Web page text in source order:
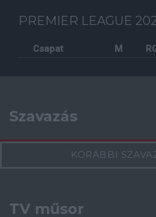
PREMIER LEAGUE
Csapat M
Szavazás
KORÁBBI
TV műsor